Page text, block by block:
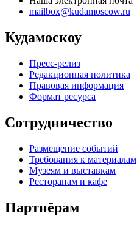
mailbox@kudamoscow.ru
Кудамоскоу
Пресс-релиз
Редакционная политика
Правовая информация
Формат ресурса
Сотрудничество
Размещение событий
Требования к материалам
Музеям и выставкам
Ресторанам и кафе
Партнёрам